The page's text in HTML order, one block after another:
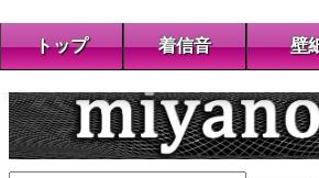
トップ 着信音 壁